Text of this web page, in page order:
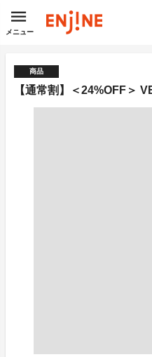
メニュー
商品
【通常割】＜24%OFF＞